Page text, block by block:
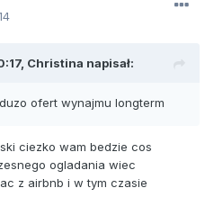
Christina napisał:
ofert wynajmu longterm
ciezko wam bedzie cos
ogladania wiec
z airbnb i w tym czasie